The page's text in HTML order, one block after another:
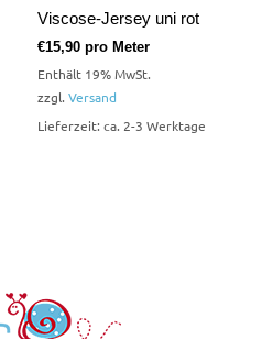
Viscose-Jersey uni rot
€15,90 pro Meter
Enthält 19% MwSt.
zzgl. Versand
Lieferzeit: ca. 2-3 Werktage